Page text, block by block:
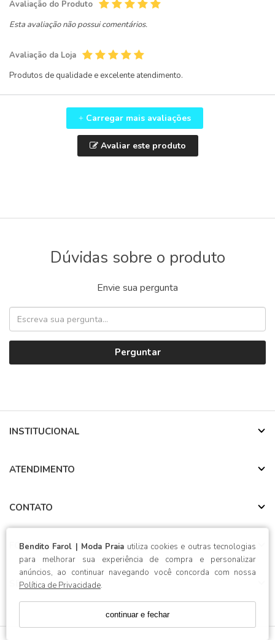
Bendito Farol | Moda Praia utiliza cookies e outras tecnologias
para melhorar sua experiência de compra e personalizar
anúncios, ao continuar navegando você concorda com nossa
Política de Privacidade.
continuar e fechar
Avaliação do Produto
Esta avaliação não possui comentários.
Avaliação da Loja
Produtos de qualidade e excelente atendimento.
+ Carregar mais avaliações
Avaliar este produto
Dúvidas sobre o produto
Envie sua pergunta
Perguntar
INSTITUCIONAL
ATENDIMENTO
CONTATO
FORMAS DE PAGAMENTO
SELOS